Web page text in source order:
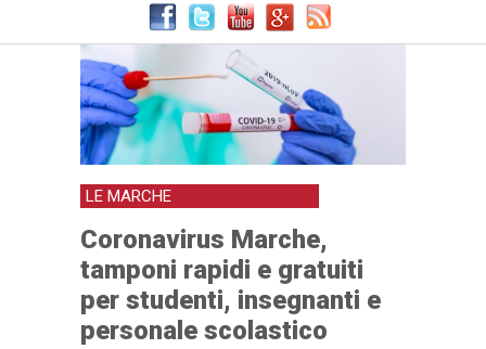
LE MARCHE
Coronavirus Marche,
tamponi rapidi e gratuiti
per studenti, insegnanti e
personale scolastico